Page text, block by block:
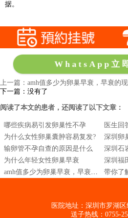
据。
WhatsApp立
上一篇：amh值多少为卵巢早衰，早衰的
下一篇：没有了
阅读了本文的患者，还阅读了以下文章：
哪些疾病易引发卵巢性不孕
为什么女性卵巢囊肿容易复发?
深圳卵
输卵管不孕自查的原因是什么
深圳石
为什么年轻女性卵巢早衰
深圳福
带你了
医院地址：深圳市罗湖
送子热线：0755-